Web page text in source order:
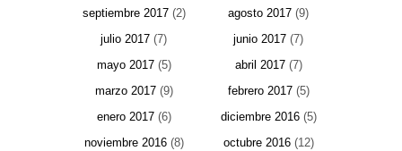
septiembre 2017(2) agosto 2017 (9)
julio 2017 (7) junio 2017 (7)
mayo 2017(5) abril 2017(7)
marzo 2017(9) febrero 2017(5)
enero 2017(6) diciembre 2016(5)
noviembre 2016(8) octubre 2016(12)